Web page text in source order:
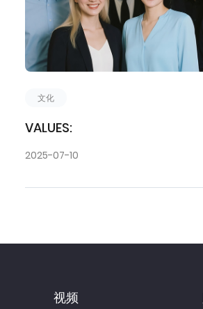
文化
VALUES:
2025-07-10
视频